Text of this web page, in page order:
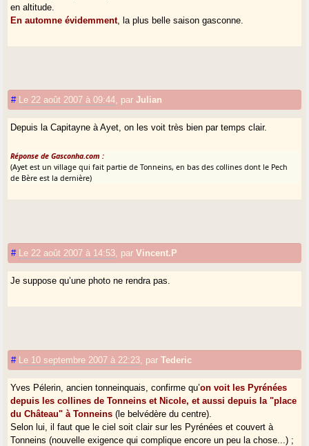
en altitude.
En automne évidemment, la plus belle saison gasconne.
# Le 22 août 2007 à 09:44 parJulian
Depuis la Capitayne à Ayet, on les voit très bien par temps clair.
Réponse de Gasconha.com :
(Ayet est un village qui fait partie de Tonneins, en bas des collines dont le Pech
de Bère est la dernière)
# Le 22 août 2007 à 14:53 parVincent.P
Je suppose qu’une photo ne rendra pas.
# Le 10 septembre 2007 à 22:23 parTederic
Yves Pélerin, ancien tonneinquais, confirme qu’on voit les Pyrénées
depuis les collines de Tonneins et Nicole, et aussi depuis la "place
du Château" à Tonneins (le belvédère du centre).
Selon lui, il faut que le ciel soit clair sur les Pyrénées et couvert à
Tonneins (nouvelle exigence qui complique encore un peu la chose...) ;